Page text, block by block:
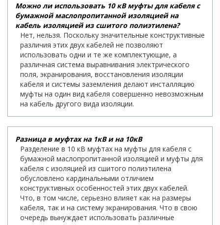
Можно ли использовать 10 кВ муфты для кабеля с
бумажной маслопропитанной изоляцией на
кабель изоляцией из сшитого полиэтилена?
Нет, нельзя. Поскольку значительные конструктивные
различия этих двух кабелей не позволяют
использовать одни и те же комплектующие, а
различная система выравнивания электрического
поля, экранирования, восстановления изоляции
кабеля и системы заземления делают инсталляцию
муфты на один вид кабеля совершенно невозможным
на кабель другого вида изоляции.
Разница в муфтах на 1кВ и на 10кВ
Разделение в 10 кВ муфтах на муфты для кабеля с
бумажной маслопропитанной изоляцией и муфты для
кабеля с изоляцией из сшитого полиэтилена
обусловлено кардинальными отличием
конструктивных особенностей этих двух кабелей.
Что, в том числе, серьезно влияет как на размеры
кабеля, так и на систему экранирования. Что в свою
очередь вынуждает использовать различные